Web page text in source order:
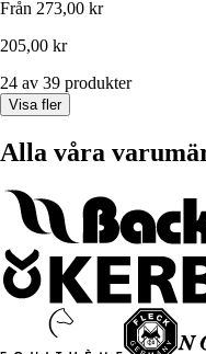
Från 273,00 kr
205,00 kr
24 av 39 produkter
Visa fler
Alla våra